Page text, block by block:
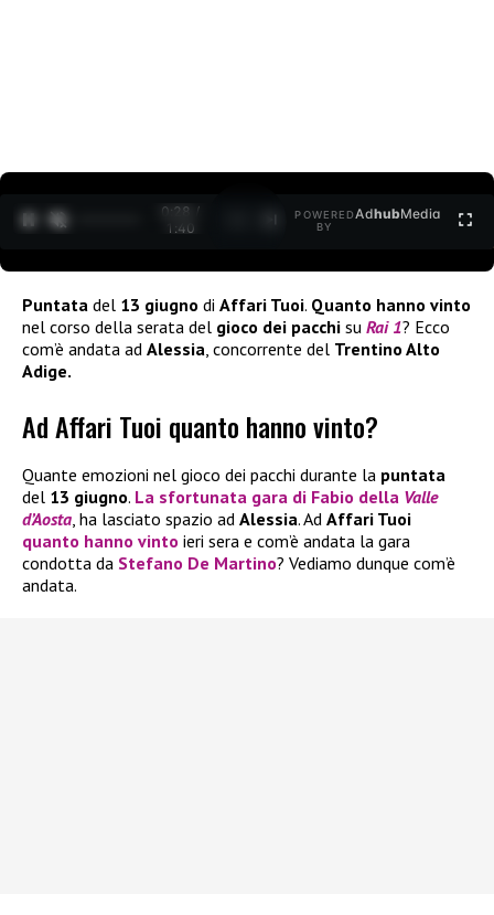
0:30 /
1:40
POWERED
BY
AdhubMedia
Puntata del 13 giugno di Affari Tuoi. Quanto hanno vinto
nel corso della serata del gioco dei pacchi su Rai 1? Ecco
com’è andata ad Alessia , concorrente del Trentino Alto
Adige.
Ad Affari Tuoi quanto hanno vinto?
Quante emozioni nel gioco dei pacchi durante la puntata
del 13 giugno. La sfortunata gara di Fabio della Valle
d’Aosta, ha lasciato spazio ad Alessia. Ad Affari Tuoi
quanto hanno vinto ieri sera e com’è andata la gara
condotta da Stefano De Martino? Vediamo dunque com’è
andata.